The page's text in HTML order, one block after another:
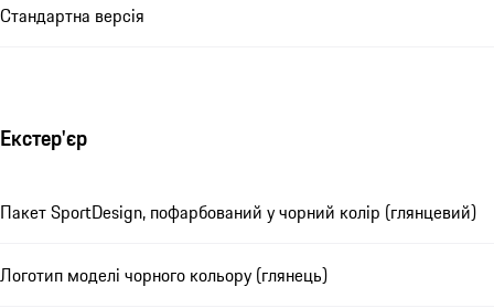
Стандартна версія
Екстер'єр
Пакет SportDesign, пофарбований у чорний колір (глянцевий)
Логотип моделі чорного кольору (глянець)